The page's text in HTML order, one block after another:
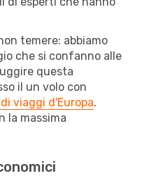
temere: abbiamo
che si confanno alle
questa
il un volo con
viaggi d'Europa.
la massima